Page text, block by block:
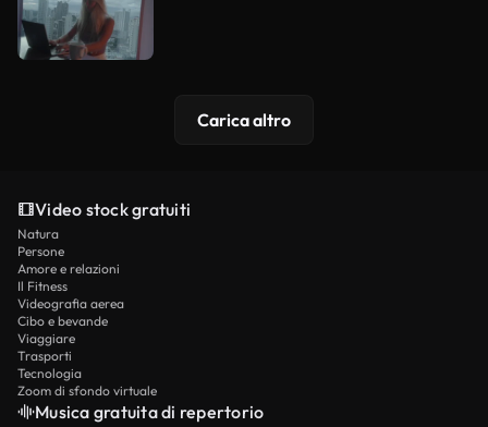
Carica altro
Video stock gratuiti
Natura
Persone
Amore e relazioni
Il Fitness
Videografia aerea
Cibo e bevande
Viaggiare
Trasporti
Tecnologia
Zoom di sfondo virtuale
Musica gratuita di repertorio